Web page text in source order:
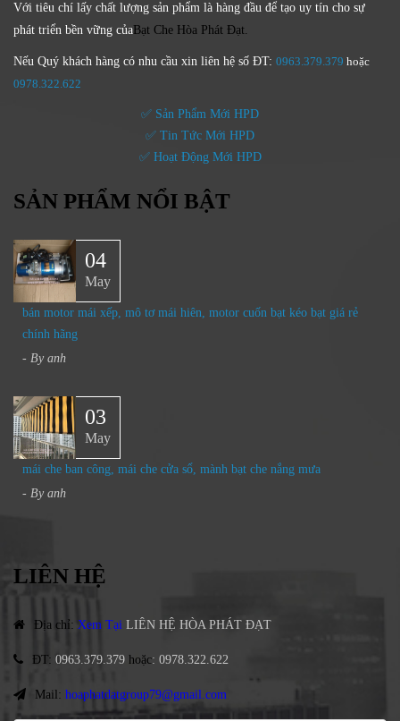
Với tiêu chí lấy chất lượng sản phẩm là hàng đầu để tạo uy tín cho sự
phát triển bền vững của Bạt Che Hòa Phát Đạt.
Nếu Quý khách hàng có nhu cầu xin liên hệ số ĐT: 0963.379.379 hoặc
0978.322.622
✅ Sản Phẩm Mới HPD
✅ Tin Tức Mới HPD
✅ Hoạt Động Mới HPD
SẢN PHẨM NỔI BẬT
04
May
bán motor mái xếp, mô tơ mái hiên, motor cuốn bạt kéo bạt giá rẻ
chính hãng
- By anh
03
May
mái che ban công, mái che cửa sổ, mành bạt che nắng mưa
- By anh
LIÊN HỆ
Địa chỉ: Xem Tại LIÊN HỆ HÒA PHÁT ĐẠT
ĐT: 0963.379.379 hoặc: 0978.322.622
Mail: hoaphatdatgroup79@gmail.com